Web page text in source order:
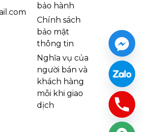
chịu tải tới 500kg sử dụng bền
bỉ, không cong vênh
vệ sinh chân bàn ăn
kỳ bằng khăn mềm khô/ẩm; tránh
rửa có tính ăn mòn.
lê; khi di chuyển nên nhấc hai đầu
xước sàn và khung.
bảo hành
Chính sách
bảo mật
thông tin
Nghĩa vụ của
người bán và
khách hàng
mỗi khi giao
dịch